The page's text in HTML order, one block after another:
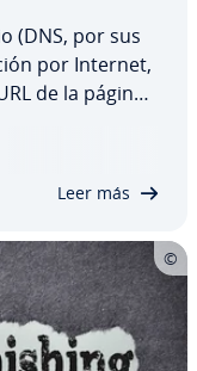
(DNS, por sus
por Internet,
de la página
la hospeda.
Leer más